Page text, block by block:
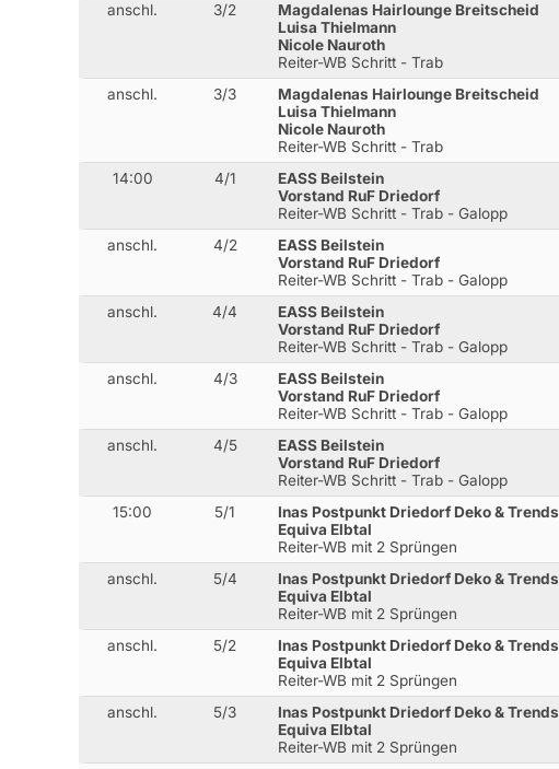
anschl. 3/2
Magdalenas Hairlounge Breitscheid
Luisa Thielmann
Nicole Nauroth
Reiter-WB Schritt - Trab
anschl. 3/3
Magdalenas Hairlounge Breitscheid
Luisa Thielmann
Nicole Nauroth
Reiter-WB Schritt - Trab
14:00 4/1
EASS Beilstein
Vorstand RuF Driedorf
Reiter-WB Schritt - Trab - Galopp
anschl. 4/2
EASS Beilstein
Vorstand RuF Driedorf
Reiter-WB Schritt - Trab - Galopp
anschl. 4/4
EASS Beilstein
Vorstand RuF Driedorf
Reiter-WB Schritt - Trab - Galopp
anschl. 4/3
EASS Beilstein
Vorstand RuF Driedorf
Reiter-WB Schritt - Trab - Galopp
anschl. 4/5
EASS Beilstein
Vorstand RuF Driedorf
Reiter-WB Schritt - Trab - Galopp
15:00 5/1
Inas Postpunkt Driedorf Deko & Trends
Equiva Elbtal
Reiter-WB mit 2 Sprüngen
anschl. 5/4
Inas Postpunkt Driedorf Deko & Trends
Equiva Elbtal
Reiter-WB mit 2 Sprüngen
anschl. 5/2
Inas Postpunkt Driedorf Deko & Trends
Equiva Elbtal
Reiter-WB mit 2 Sprüngen
anschl. 5/3
Inas Postpunkt Driedorf Deko & Trends
Equiva Elbtal
Reiter-WB mit 2 Sprüngen